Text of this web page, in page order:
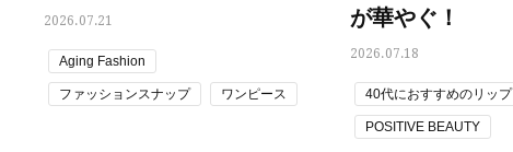
2026.07.21
Aging Fashion
ファッションスナップ ワンピース
が華やぐ！
2026.07.18
40代におすすめのリッ
POSITIVE BEAUTY
「それどこの？」と褒められる！
可愛すぎる【YSL】の新作「万能ク
リーム」が夏のお守りに
別〉センス
ロ！「大人
ケジュール
Lifestyle